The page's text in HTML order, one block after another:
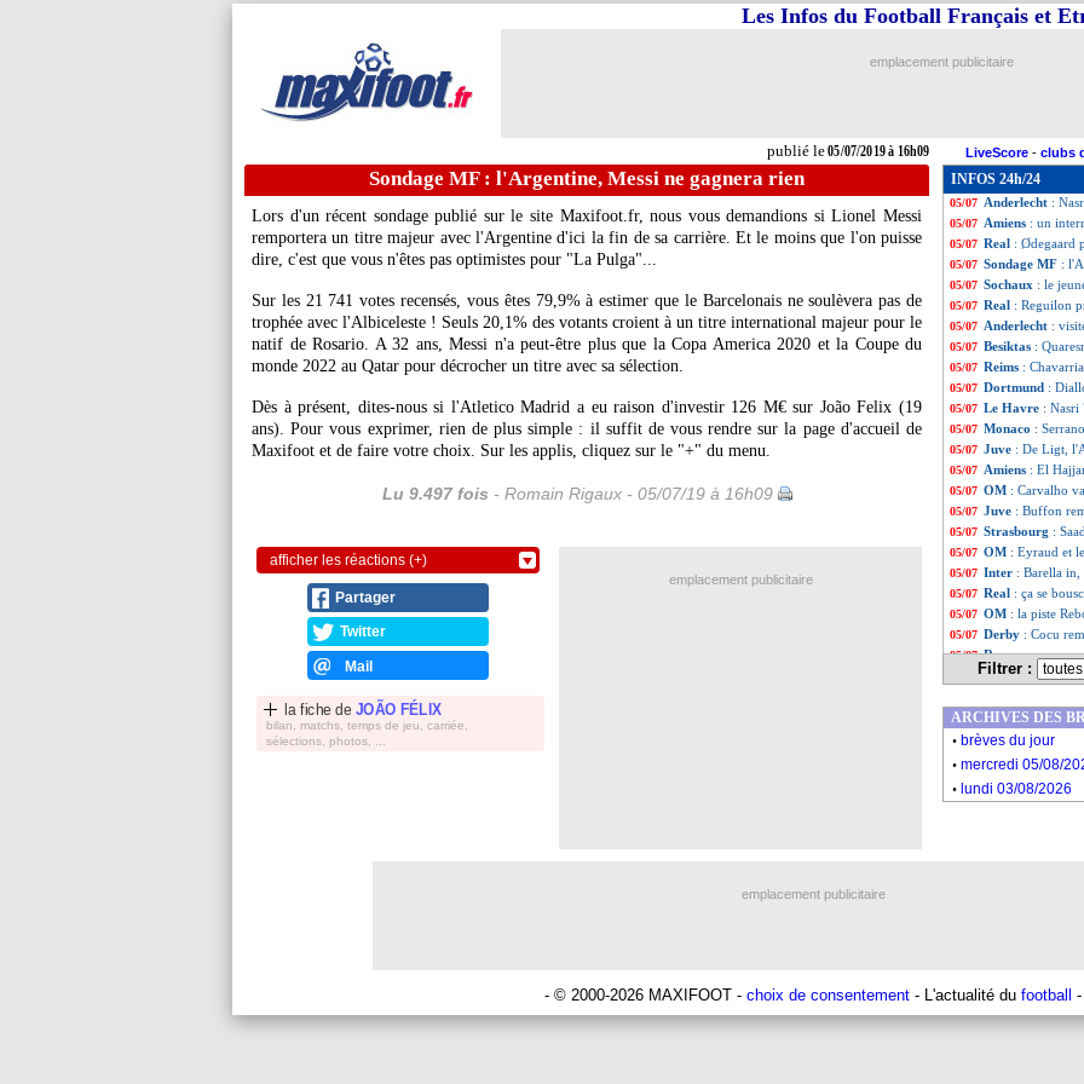
publié le05/07/2019 à 16h09
Les Infos du Football Français et
emplacement publicitaire
LiveScore - clubs
Sondage MF : l'Argentine, Messi ne gagnera rien
Lors d'un récent sondage publié sur le site Maxifoot.fr, nous vous demandions si Lionel Messi
remportera un titre majeur avec l'Argentine d'ici la fin de sa carrière. Et le moins que l'on puisse
dire, c'est que vous n'êtes pas optimistes pour "La Pulga"...
Sur les 21 741 votes recensés, vous êtes 79,9% à estimer que le Barcelonais ne soulèvera pas de
trophée avec l'Albiceleste ! Seuls 20,1% des votants croient à un titre international majeur pour le
natif de Rosario. A 32 ans, Messi n'a peut-être plus que la Copa America 2020 et la Coupe du
monde 2022 au Qatar pour décrocher un titre avec sa sélection.
Dès à présent, dites-nous si l'Atletico Madrid a eu raison d'investir 126 M€ sur JoãoFelix (19
ans). Pour vous exprimer, rien de plus simple : il suffit de vous rendre sur la page d'accueil de
Maxifoot et de faire votre choix. Sur les applis, cliquez sur le "+" du menu.
Lu 9.497 fois - Romain Rigaux - 05/07/19 à 16h09
afficher les réactions (+)
Partager
Twitter
Mail
la fiche de JOÃO FÉLIX
bilan, matchs, temps de jeu, carriée,
sélections, photos, ...
INFOS 24h/24
05/07 Caen: Djiku file
05/07 Barça
05/07 Barça:
05/07 Nice: Sarr vers
05/07 Anderlecht :
05/07 Amiens : un
05/07 Real : Ødegaard
05/07 Sondage MF :
05/07 Sochaux : le
05/07 Real : Reguilon
05/07 Anderlecht :
05/07 Besiktas :
05/07 Reims :
05/07 Dortmund :
05/07 Le Havre : Nasri
05/07 Monaco :
05/07 Juve : De Ligt,
05/07 Amiens : El
05/07 OM : Carvalho
05/07 Juve : Buffon
05/07 Strasbourg :
05/07 OM : Eyraud et
05/07 Inter : Barella
05/07 Real : ça se
05/07 OM : la piste
05/07 Derby : Cocu
05/07 Roma: un
Juve: Buffon ne
05/07 PSG: Jesé tout
05/07 Barça: un pacte
Nantes: une
05/07 Real: Lucas
Filtrer :
emplacement publicitaire
ARCHIVES DES
. brèves du jour
. mercredi 05/08/
. lundi 03/08/2026
emplacement publicitaire
- © 2000-2026 MAXIFOOT - choix de consentement - L'actualité du football -